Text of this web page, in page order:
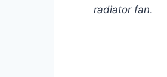
radiator fan.